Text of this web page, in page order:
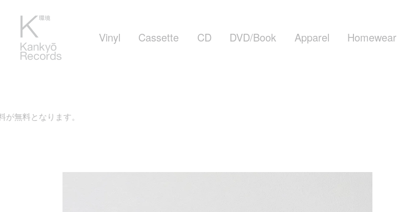
Vinyl Cassette CD DVD/Book Apparel Homewear
す。